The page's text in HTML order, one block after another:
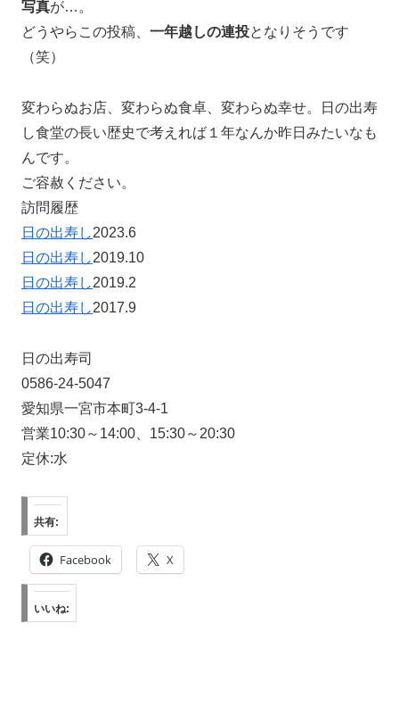
写真が…。
どうやらこの投稿、 一年越しの連投となりそうです
（笑）
変わらぬお店、変わらぬ食卓、変わらぬ幸せ。日の出寿
し食堂の長い歴史で考えれば１年なんか昨日みたいなも
んです。
ご容赦ください。
訪問履歴
日の出寿し2023.6
日の出寿し2019.10
日の出寿し2019.2
日の出寿し2017.9
日の出寿司
0586-24-5047
愛知県一宮市本町3-4-1
営業10:30～14:00、15:30～20:30
定休:水
共有:
Facebook X
いいね: